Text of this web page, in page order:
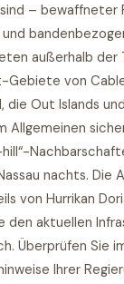
– bewaffneter
außerhalb der
Gebiete von
die Out Islands
Allgemeinen
nachts. Die
von Hurrikan
den aktuellen
Überprüfen Sie
Ihrer